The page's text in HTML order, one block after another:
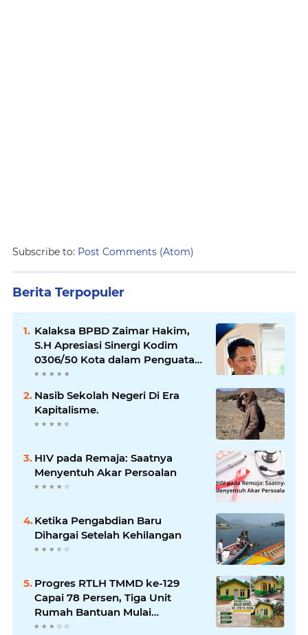
Subscribe to: Post Comments (Atom)
Berita Terpopuler
Kalaksa BPBD Zaimar Hakim,
S.H Apresiasi Sinergi Kodim
0306/50 Kota dalam Penguatan
Mitigasi dan Penanganan
Bencana
Nasib Sekolah Negeri Di Era
Kapitalisme.
HIV pada Remaja: Saatnya
Menyentuh Akar Persoalan
Ketika Pengabdian Baru
Dihargai Setelah Kehilangan
Progres RTLH TMMD ke-129
Capai 78 Persen, Tiga Unit
Rumah Bantuan Mulai
Rampung